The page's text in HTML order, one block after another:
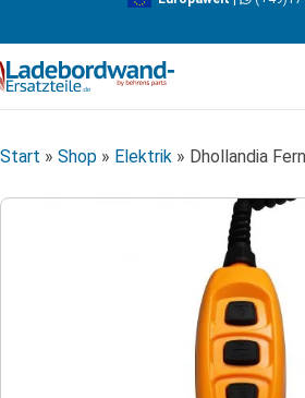
Start » Shop » Elektrik » Dhollandia